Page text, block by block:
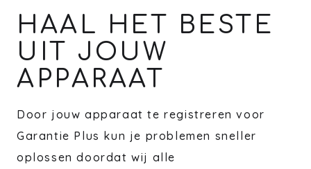
HAAL HET BESTE
UIT JOUW
APPARAAT
Door jouw apparaat te registreren voor
Garantie Plus kun je problemen sneller
oplossen doordat wij alle